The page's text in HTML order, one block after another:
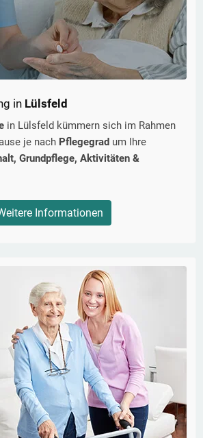
in Lülsfeld
in Lülsfeld kümmern sich im Rahmen
je nach Pflegegrad um Ihre
Grundpflege, Aktivitäten &
Informationen